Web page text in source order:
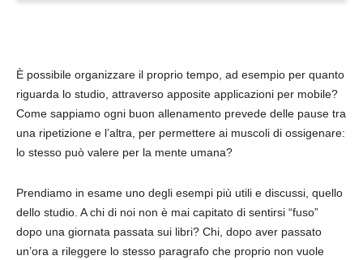
È possibile organizzare il proprio tempo, ad esempio per quanto
riguarda lo studio, attraverso apposite applicazioni per mobile?
Come sappiamo ogni buon allenamento prevede delle pause tra
una ripetizione e l’altra, per permettere ai muscoli di ossigenare:
lo stesso può valere per la mente umana?
Prendiamo in esame uno degli esempi più utili e discussi, quello
dello studio. A chi di noi non è mai capitato di sentirsi “fuso”
dopo una giornata passata sui libri? Chi, dopo aver passato
un’ora a rileggere lo stesso paragrafo che proprio non vuole